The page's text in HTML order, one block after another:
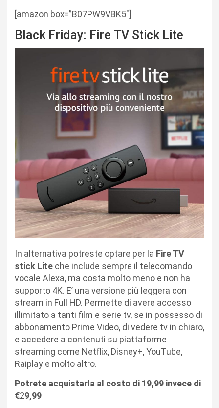
[amazon box=”B07PW9VBK5″]
Black Friday: Fire TV Stick Lite
In alternativa potreste optare per la Fire TV
stick Lite che include sempre il telecomando
vocale Alexa, ma costa molto meno e non ha
supporto 4K. E’ una versione più leggera con
stream in Full HD. Permette di avere accesso
illimitato a tanti film e serie tv, se in possesso di
abbonamento Prime Video, di vedere tv in chiaro,
e accedere a contenuti su piattaforme
streaming come Netflix, Disney+, YouTube,
Raiplay e molto altro.
Potrete acquistarla al costo di 19,99 invece di
€29,99